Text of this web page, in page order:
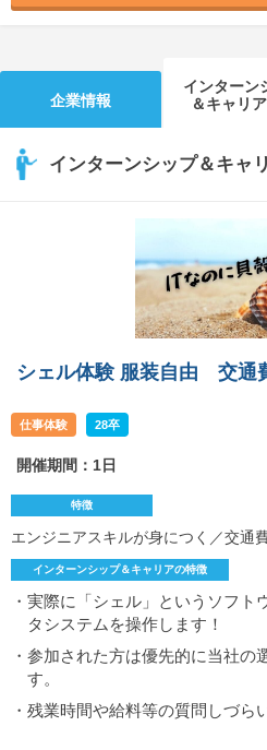
企業情報
インターン
＆キャリ
インターンシップ＆キャ
シェル体験 服装自由 交通
仕事体験 28卒
開催期間：1日
特徴
エンジニアスキルが身につく／交通
インターンシップ＆キャリアの特徴
・実際に「シェル」というソフト
タシステムを操作します！
・参加された方は優先的に当社の
す。
・残業時間や給料等の質問しづら